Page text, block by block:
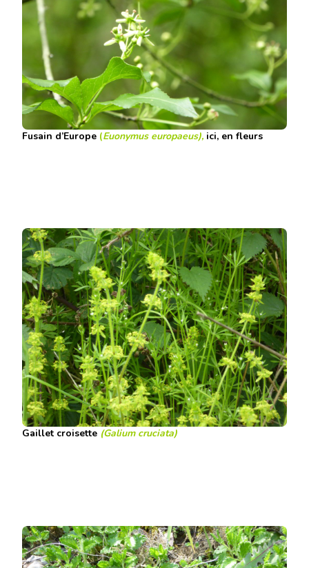
Fusain d’Europe (Euonymus europaeus), ici, en fleurs
Gaillet croisette (Galium cruciata)